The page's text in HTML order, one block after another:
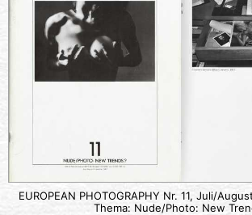
EUROPEAN PHOTOGRAPHY Nr. 11, Juli/
Thema: Nude/Photo: New